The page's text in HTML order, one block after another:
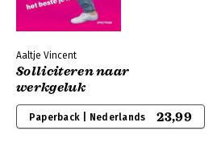
Aaltje Vincent
Solliciteren naar
werkgeluk
Paperback | Nederlands 23,99